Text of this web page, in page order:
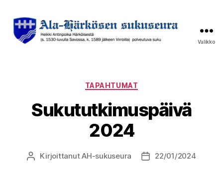
Valikko
Kategoriat
TAPAHTUMAT
Sukututkimuspäivä
2024
Kirjoittaja
KirjoittanutAH-sukuseura Julkaisupäivämäärä
22/01/2024